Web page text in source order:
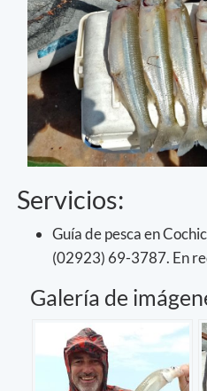
Servicios:
Guía de pesca en
(02923) 69-3787. En
Galería de